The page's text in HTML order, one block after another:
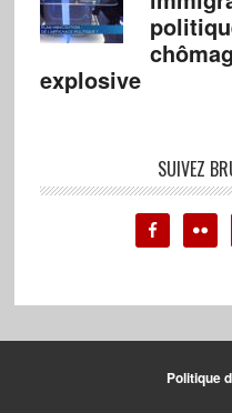
explosive
SUIVEZ
Politique